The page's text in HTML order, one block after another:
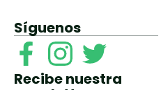
Síguenos
Recibe nuestra